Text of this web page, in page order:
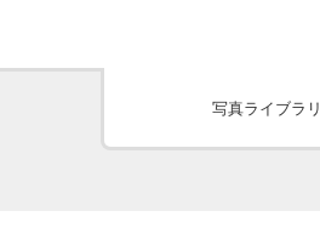
写真ライブラリ